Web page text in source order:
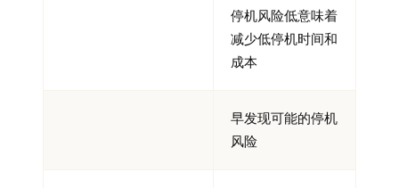
停机风险低意味着
减少低停机时间和
成本
早发现可能的停机
风险